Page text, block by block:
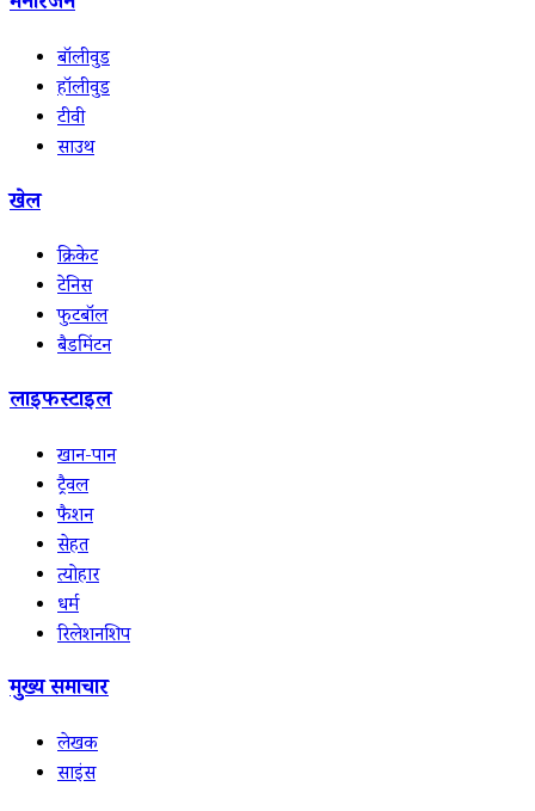
बॉलीवुड
हॉलीवुड
टीवी
साउथ
खेल
क्रिकेट
टेनिस
फुटबॉल
बैडमिंटन
लाइफस्टाइल
खान-पान
ट्रैवल
फैशन
सेहत
त्योहार
धर्म
रिलेशनशिप
मुख्य समाचार
लेखक
साइंस